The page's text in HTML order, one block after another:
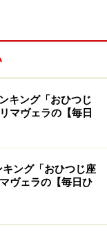
キング「おひつじ
マヴェラの【毎日
ング「おひつじ座
ヴェラの【毎日ひ